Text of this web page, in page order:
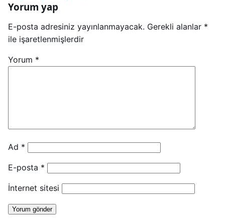
Yorum yap
E-posta adresiniz yayınlanmayacak. Gerekli alanlar *
ile işaretlenmişlerdir
Yorum *
Ad *
E-posta *
İnternet sitesi